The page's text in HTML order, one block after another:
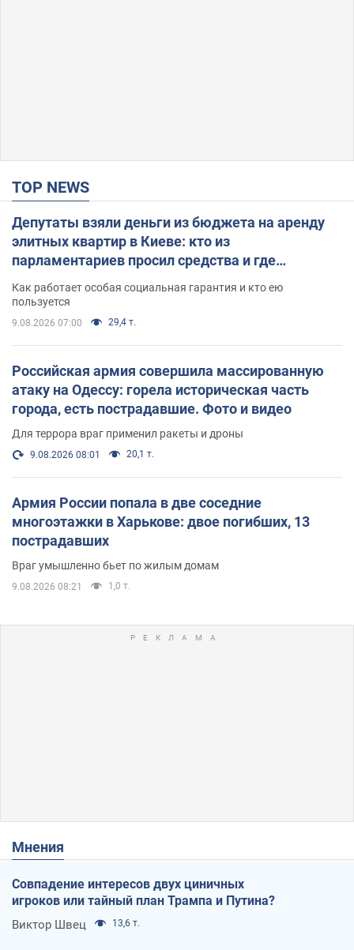
TOP NEWS
Депутаты взяли деньги из бюджета на аренду
элитных квартир в Киеве: кто из
парламентариев просил средства и где
поселился
Как работает особая социальная гарантия и кто ею
пользуется
9.08.2026 07:00 29,4 т.
Российская армия совершила массированную
атаку на Одессу: горела историческая часть
города, есть пострадавшие. Фото и видео
Для террора враг применил ракеты и дроны
9.08.2026 08:01 20,1 т.
Армия России попала в две соседние
многоэтажки в Харькове: двое погибших, 13
пострадавших
Враг умышленно бьет по жилым домам
9.08.2026 08:21 1,0 т.
Мнения
Совпадение интересов двух циничных
игроков или тайный план Трампа и Путина?
Виктор Швец 13,6 т.